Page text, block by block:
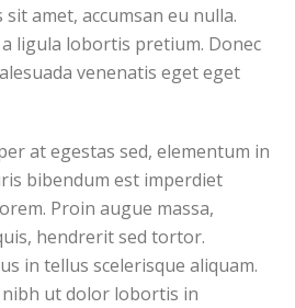
amet, accumsan eu nulla.
ligula lobortis pretium. Donec
venenatis eget eget
at egestas sed, elementum in
bibendum est imperdiet
Proin augue massa,
hendrerit sed tortor.
in tellus scelerisque aliquam.
nibh ut dolor lobortis in